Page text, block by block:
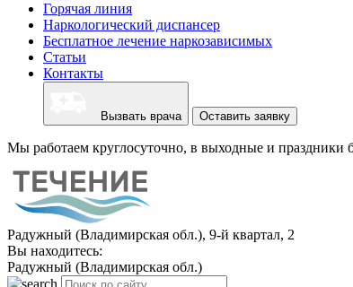
Горячая линия
Наркологический диспансер
Бесплатное лечение наркозависимых
Статьи
Контакты
Вызвать врача Оставить заявку
Мы работаем круглосуточно, в выходные и праздники
Радужный (Владимирская обл.), 9-й квартал, 2
Вы находитесь:
Радужный (Владимирская обл.)